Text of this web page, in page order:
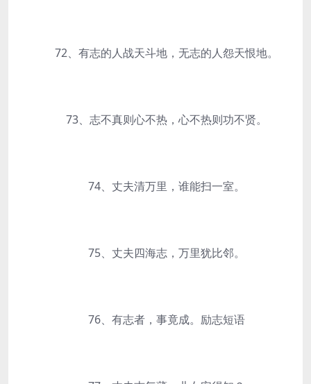
72、有志的人战天斗地，无志的人怨天恨地。
73、志不真则心不热，心不热则功不贤。
74、丈夫清万里，谁能扫一室。
75、丈夫四海志，万里犹比邻。
76、有志者，事竟成。励志短语